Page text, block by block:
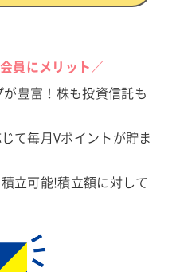
員にメリット／
豊富！株も投資信託も
て毎月Vポイントが貯ま
立可能!積立額に対して